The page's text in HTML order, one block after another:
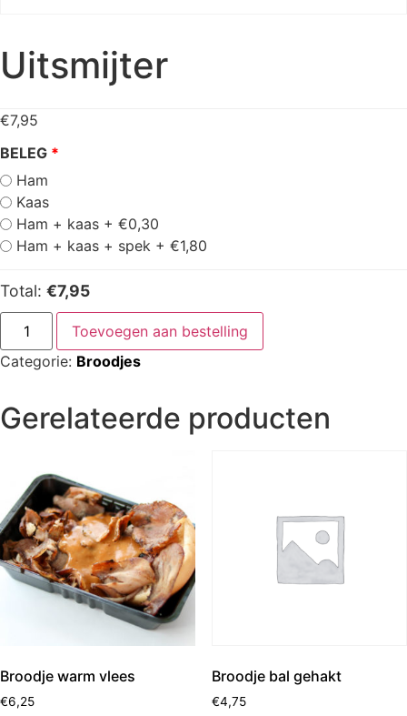
Uitsmijter
€7,95
BELEG
Ham
Kaas
Ham + kaas + €0,30
Ham + kaas + spek + €1,80
Total: €7,95
Toevoegen aan bestelling
Categorie: Broodjes
Gerelateerde producten
Broodje warm vlees
€6,25
Broodje bal gehakt
€4,75